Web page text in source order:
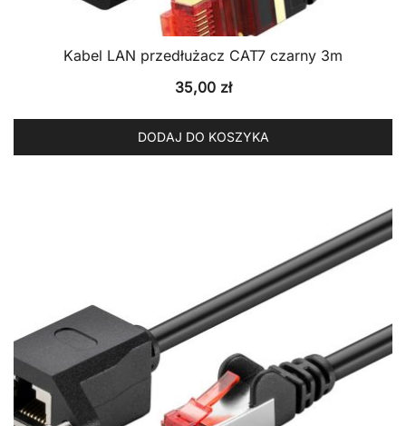
Kabel LAN przedłużacz CAT7 czarny 3m
35,00 zł
DODAJ DO KOSZYKA